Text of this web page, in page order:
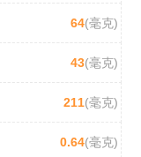
64(毫克)
43(毫克)
211(毫克)
0.64(毫克)